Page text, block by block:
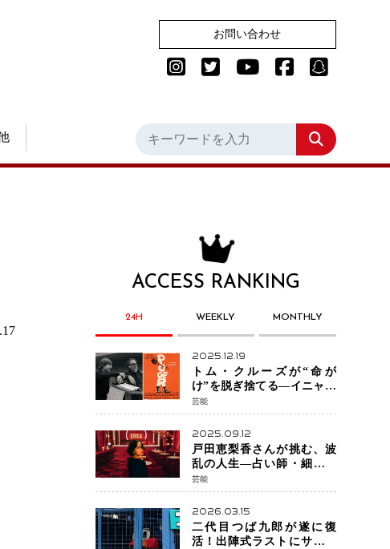
お問い合わせ
ACCESS RANKING
24H WEEKLY MONTHLY
2025.12.19
トム・クルーズが“命が
け”を脱ぎ捨てる―イニャリ
トゥ監督と挑む前代未聞の
大惨事コメディ「DIGGER
ディガー」始動
芸能
2025.09.12
戸田恵梨香さんが挑む、波
乱の人生―占い師・細木数
子をNetflixで実写化
芸能
2026.03.15
二代目つば九郎が遂に復
活！出陣式ラストにサプラ